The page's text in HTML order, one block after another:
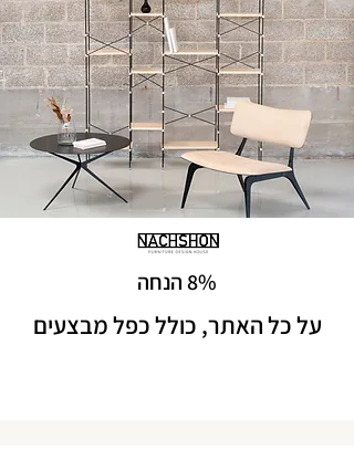
8% הנחה
על כל האתר, כולל כפל מבצעים